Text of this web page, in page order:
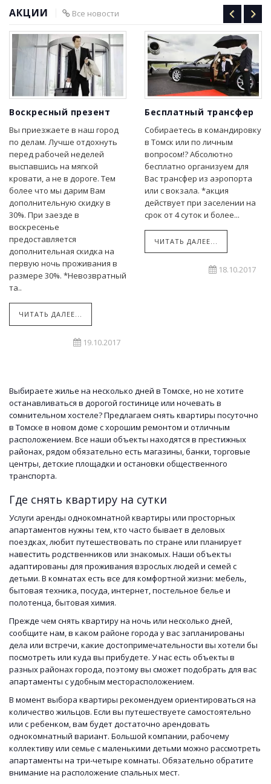
АКЦИИ Все новости
Воскресный презент
Вы приезжаете в наш город
по делам. Лучше отдохнуть
перед рабочей неделей
выспавшись на мягкой
кровати, а не в дороге. Тем
более что мы дарим Вам
дополнительную скидку в
30%. При заезде в
воскресенье
предоставляется
дополнительная скидка на
первую ночь проживания в
размере 30%. *Невозвратный
та..
ЧИТАТЬ ДАЛЕЕ...
19.10.2017
Бесплатный трансфер
Собираетесь в командировку
в Томск или по личным
вопросом!? Абсолютно
бесплатно организуем для
Вас трансфер из аэропорта
или с вокзала. *акция
действует при заселении на
срок от 4 суток и более...
ЧИТАТЬ ДАЛЕЕ...
18.10.2017
Выбираете жилье на несколько дней в Томске, но не хотите
останавливаться в дорогой гостинице или ночевать в
сомнительном хостеле? Предлагаем снять квартиры посуточно
в Томске в новом доме с хорошим ремонтом и отличным
расположением. Все наши объекты находятся в престижных
районах, рядом обязательно есть магазины, банки, торговые
центры, детские площадки и остановки общественного
транспорта.
Где снять квартиру на сутки
Услуги аренды однокомнатной квартиры или просторных
апартаментов нужны тем, кто часто бывает в деловых
поездках, любит путешествовать по стране или планирует
навестить родственников или знакомых. Наши объекты
адаптированы для проживания взрослых людей и семей с
детьми. В комнатах есть все для комфортной жизни: мебель,
бытовая техника, посуда, интернет, постельное белье и
полотенца, бытовая химия.
Прежде чем снять квартиру на ночь или несколько дней,
сообщите нам, в каком районе города у вас запланированы
дела или встречи, какие достопримечательности вы хотели бы
посмотреть или куда вы прибудете. У нас есть объекты в
разных районах города, поэтому вы сможет подобрать для вас
апартаменты с удобным месторасположением.
В момент выбора квартиры рекомендуем ориентироваться на
количество жильцов. Если вы путешествуете самостоятельно
или с ребенком, вам будет достаточно арендовать
однокомнатный вариант. Большой компании, рабочему
коллективу или семье с маленькими детьми можно рассмотреть
апартаменты на три-четыре комнаты. Обязательно обратите
внимание на расположение спальных мест.